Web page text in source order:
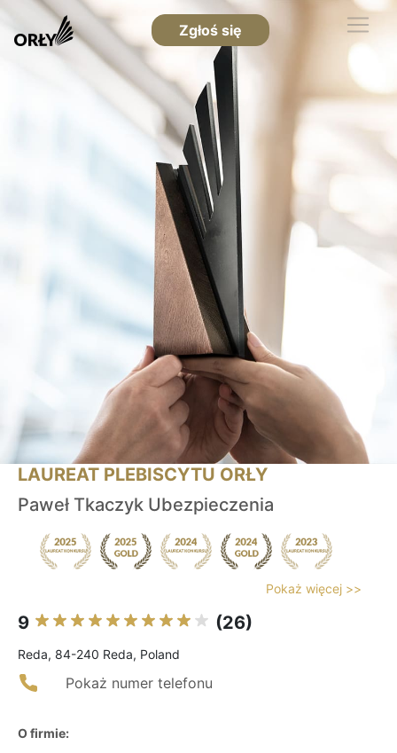
Zgłoś się
LAUREAT PLEBISCYTU ORŁY
Paweł Tkaczyk Ubezpieczenia
Pokaż więcej >>
9 (26)
Reda, 84-240 Reda, Poland
Pokaż numer telefonu
O firmie: